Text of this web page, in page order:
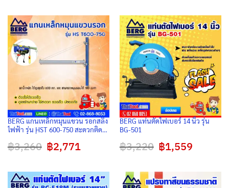
BERG แกนเหล็กหมุนแขวน รอกสลิง
ไฟฟ้า รุ่น HST 600-750 สะดวกติดตั้ง
ส่งออกยุโรป (1 ชุด/กล่อง)
฿3,260 Original
price
฿2,771price
BERG แท่นตัดไฟเบอร์ 14 นิ้ว รุ่น
BG-501
฿3,220 Original
price
฿1,559Current
price